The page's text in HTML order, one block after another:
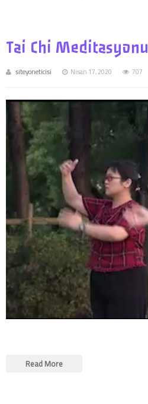
Tai Chi Meditasyonu
siteyoneticisi Nisan 17, 2020 707
Read More